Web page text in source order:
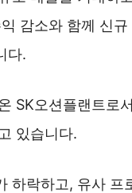
감소와 함께 신규
다.
SK오션플랜트로서
있습니다.
하락하고, 유사 프